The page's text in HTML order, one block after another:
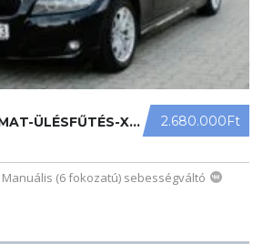
2.680.000Ft
BMW 318D TEMPOMAT-ÜLÉSFŰTÉS-XEN ...
Manuális (6 fokozatú) sebességváltó